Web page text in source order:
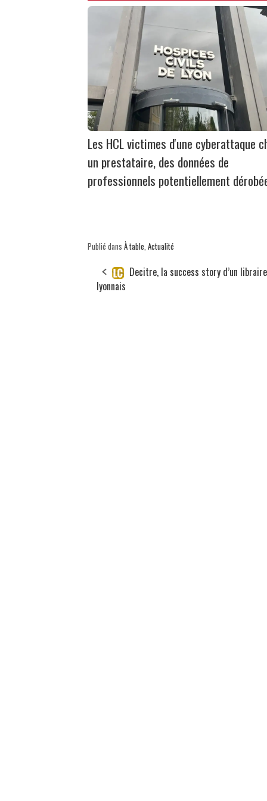
Les HCL victimes d'une cyberattaque
un prestataire, des données de
professionnels potentiellement
Publié dans À table, Actualité
Decitre, la success story d’un libraire
lyonnais